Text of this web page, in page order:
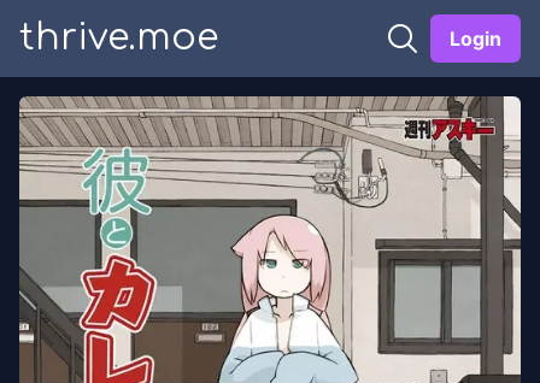
thrive.moe Login